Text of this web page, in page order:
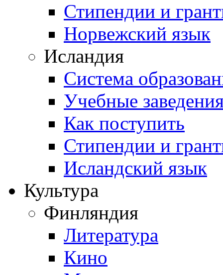
Стипендии и
Норвежский язык
Исландия
Система
Учебные
Как поступить
Стипендии и
Исландский язык
Культура
Финляндия
Литература
Кино